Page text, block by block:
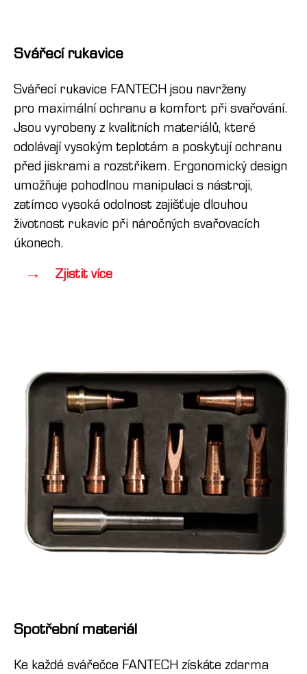
Svářecí rukavice
Svářecí rukavice FANTECH jsou navrženy
pro maximální ochranu a komfort při svařování.
Jsou vyrobeny z kvalitních materiálů, které
odolávají vysokým teplotám a poskytují ochranu
před jiskrami a rozstřikem. Ergonomický design
umožňuje pohodlnou manipulaci s nástroji,
zatímco vysoká odolnost zajišťuje dlouhou
životnost rukavic při náročných svařovacích
úkonech.
Zjistit více
Spotřební materiál
Ke každé svářečce FANTECH získáte zdarma